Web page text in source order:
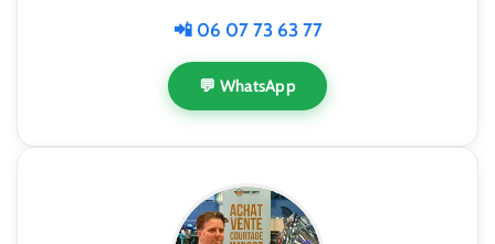
📲 06 07 73 63 77
💬 WhatsApp